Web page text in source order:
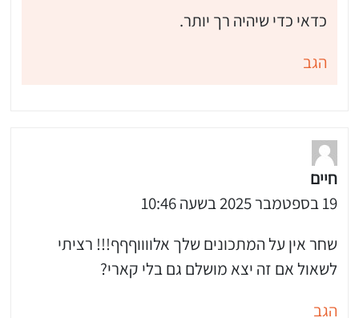
כדאי כדי שיהיה רך יותר.
הגב
חיים
19 בספטמבר 2025 בשעה 10:46
שחר אין על המתכונים שלך אלווווףףף!!! רציתי
לשאול אם זה יצא מושלם גם בלי קארי?
הגב